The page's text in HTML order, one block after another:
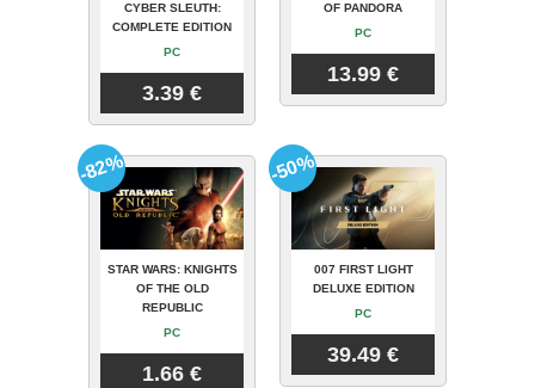
CYBER SLEUTH:
COMPLETE EDITION
PC
3.39 €
OF PANDORA
PC
13.99 €
STAR WARS: KNIGHTS
OF THE OLD
REPUBLIC
PC
1.66 €
-82%
007 FIRST LIGHT
DELUXE EDITION
PC
39.49 €
-50%